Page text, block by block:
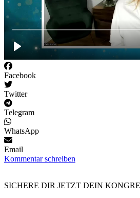
Facebook
Twitter
Telegram
WhatsApp
Email
Kommentar schreiben
SICHERE DIR JETZT DEIN